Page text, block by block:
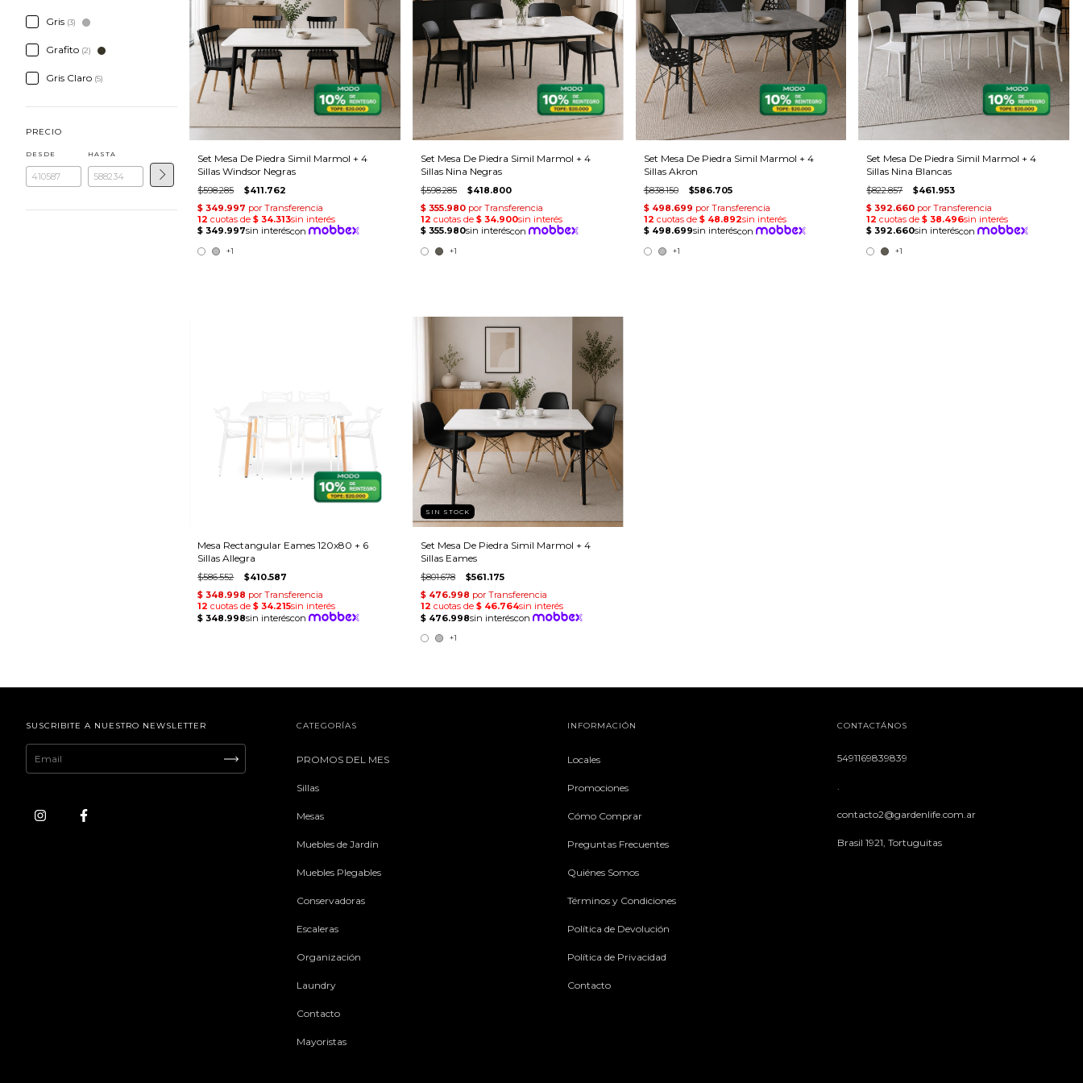
Gris (3)
Grafito (2)
Gris Claro (5)
PRECIO
DESDE HASTA
Set Mesa De Piedra Simil Marmol + 4
Sillas Windsor Negras
$598.285 $411.762
+1
Set Mesa De Piedra Simil Marmol + 4
Sillas Nina Negras
$598.285 $418.800
+1
Set Mesa De Piedra Simil Marmol + 4
Sillas Akron
$838.150 $586.705
+1
Set Mesa De Piedra Simil Marmol + 4
Sillas Nina Blancas
$822.857 $461.953
+1
Mesa Rectangular Eames 120x80 + 6
Sillas Allegra
$586.552 $410.587
SIN STOCK
Set Mesa De Piedra Simil Marmol + 4
Sillas Eames
$801.678 $561.175
+1
SUSCRIBITE A NUESTRO NEWSLETTER CATEGORÍAS
PROMOS DEL MES
Sillas
Mesas
Muebles de Jardín
Muebles Plegables
Conservadoras
Escaleras
Organización
Laundry
Contacto
Mayoristas
INFORMACIÓN
Locales
Promociones
Cómo Comprar
Preguntas Frecuentes
Quiénes Somos
Términos y Condiciones
Política de Devolución
Política de Privacidad
Contacto
CONTACTÁNOS
5491169839839
.
contacto2@gardenlife.com.ar
Brasil 1921, Tortuguitas